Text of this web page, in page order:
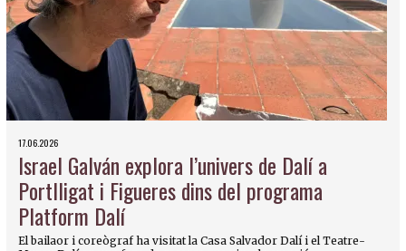
17.06.2026
Israel Galván explora l’univers de Dalí a
Portlligat i Figueres dins del programa
Platform Dalí
El bailaor i coreògraf ha visitat la Casa Salvador Dalí i el Teatre-